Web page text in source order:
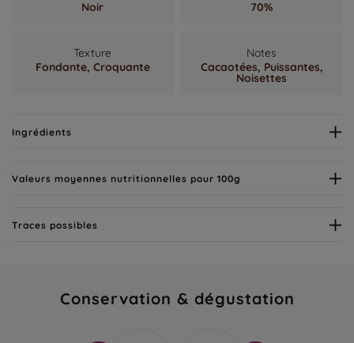
Noir 70%
Texture
Fondante, Croquante
Notes
Cacaotées, Puissantes,
Noisettes
Ingrédients
Valeurs moyennes nutritionnelles pour 100g
Traces possibles
Conservation & dégustation